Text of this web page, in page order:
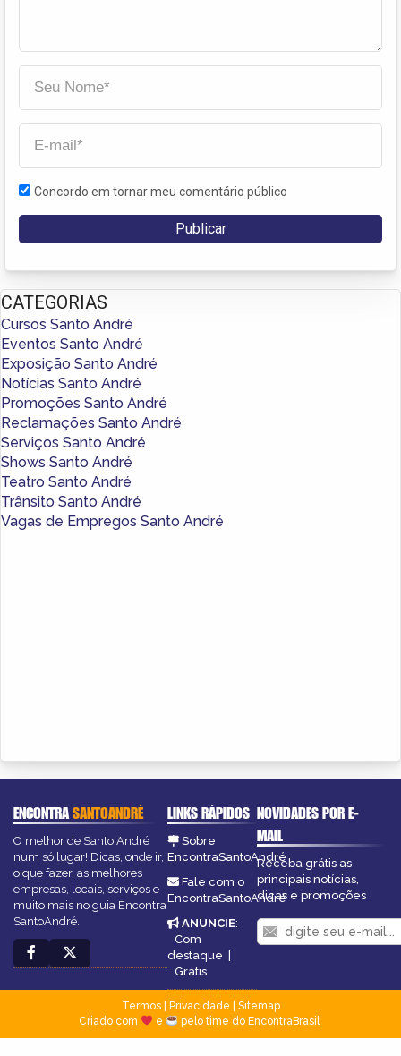
Concordo em tornar meu comentário público
CATEGORIAS
Cursos Santo André
Eventos Santo André
Exposição Santo André
Notícias Santo André
Promoções Santo André
Reclamações Santo André
Serviços Santo André
Shows Santo André
Teatro Santo André
Trânsito Santo André
Vagas de Empregos Santo André
ENCONTRASANTOANDRÉ
O melhor de Santo André
num só lugar! Dicas, onde ir,
o que fazer, as melhores
empresas, locais, serviços e
muito mais no guia Encontra
SantoAndré.
LINKS RÁPIDOS
Sobre
EncontraSantoAndré
Fale com o
EncontraSantoAndré
ANUNCIE:
Com
destaque
Grátis
NOVIDADES POR E-
MAIL
Receba grátis as
principais notícias,
dicas e promoções
Termos| Privacidade
Sitemap
Criado com
e pelo time do EncontraBrasil